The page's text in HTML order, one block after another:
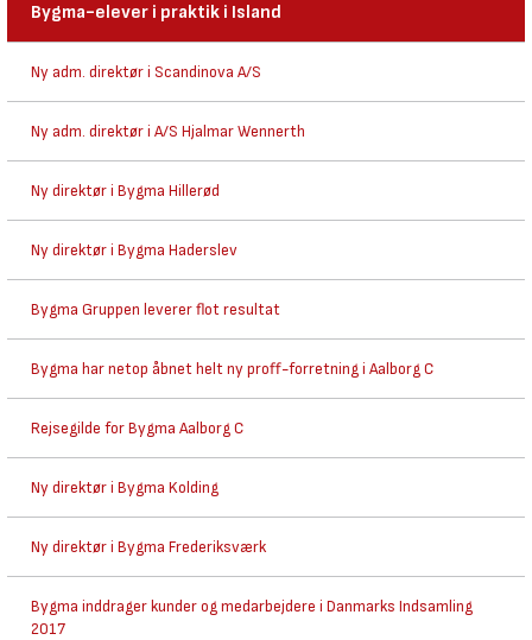
Bygma-elever i praktik i Island
Ny adm. direktør i Scandinova A/S
Ny adm. direktør i A/S Hjalmar Wennerth
Ny direktør i Bygma Hillerød
Ny direktør i Bygma Haderslev
Bygma Gruppen leverer flot resultat
Bygma har netop åbnet helt ny proff-forretning i Aalborg C
Rejsegilde for Bygma Aalborg C
Ny direktør i Bygma Kolding
Ny direktør i Bygma Frederiksværk
Bygma inddrager kunder og medarbejdere i Danmarks Indsamling
2017